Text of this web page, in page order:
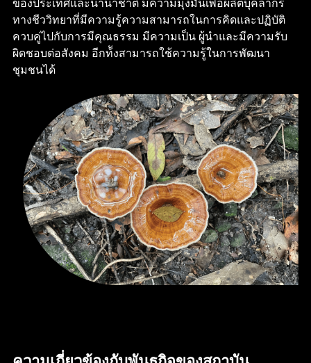
ทางชีววิทยาที่มีความรู้ความสามารถในการคิดและปฏิบัติ
ควบคู่ไปกับการมีคุณธรรม มีความเป็น ผู้นำและมีความรับ
ผิดชอบต่อสังคม อีกท้ังสามารถใช้ความรู้ในการพัฒนา
ชุมชนได้